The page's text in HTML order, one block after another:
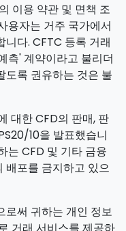
이용 약관 및 면책 조
용자는 거주 국가에서
다. CFTC 등록 거래
측' 계약이라고 불리더
도록 권유하는 것은 불
대한 CFD의 판매, 판
10을 발표했습니
CFD 및 기타 금융
배포를 금지하고 있으
로써 귀하는 개인 정보
거래 서비스를 제공하